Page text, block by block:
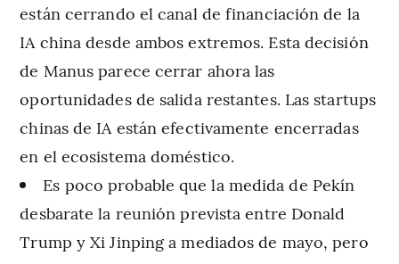
están cerrando el canal de financiación de la
IA china desde ambos extremos. Esta decisión
de Manus parece cerrar ahora las
oportunidades de salida restantes. Las startups
chinas de IA están efectivamente encerradas
en el ecosistema doméstico.
Es poco probable que la medida de Pekín
desbarate la reunión prevista entre Donald
Trump y Xi Jinping a mediados de mayo, pero